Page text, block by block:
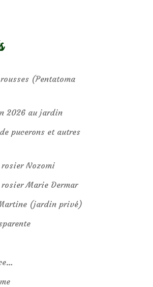
(Pentatoma
2026 au jardin
pucerons et autres
Nozomi
Marie Dermar
(jardin privé)